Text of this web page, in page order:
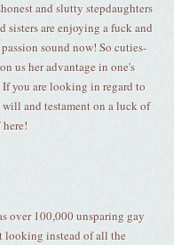
and slutty stepdaughters
sisters are enjoying a fuck and
sound now! So cuties-
us her advantage in one's
you are looking in regard to
and testament on a luck of
over 100,000 unsparing gay
looking instead of all the